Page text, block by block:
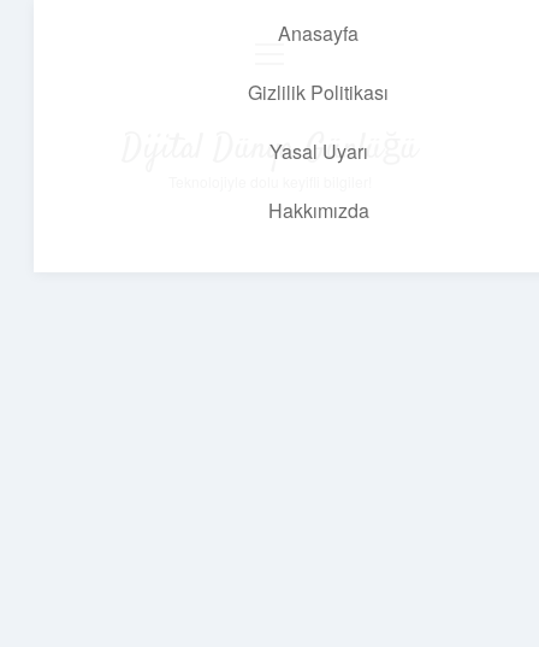
Anasayfa
Gizlilik Politikası
Yasal Uyarı
Hakkımızda
Dijital Dünya Günlüğü